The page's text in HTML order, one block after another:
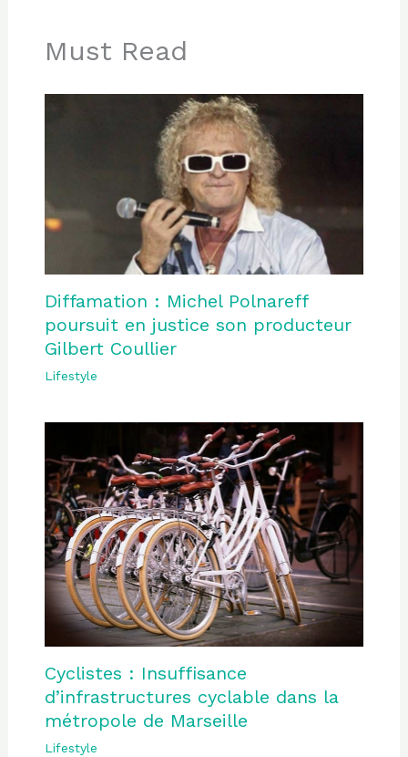
Must Read
Diffamation : Michel Polnareff
poursuit en justice son producteur
Gilbert Coullier
Lifestyle
Cyclistes : Insuffisance
d’infrastructures cyclable dans la
métropole de Marseille
Lifestyle